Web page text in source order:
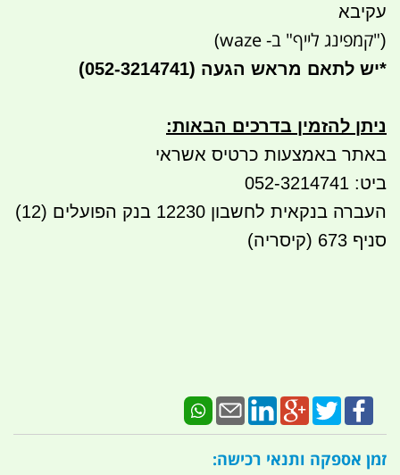
עקיבא
("קמפינג לייף" ב- waze)
*יש לתאם מראש הגעה (052-3214741)
ניתן להזמין בדרכים הבאות:
באתר באמצעות כרטיס אשראי
ביט: 052-3214741
העברה בנקאית לחשבון 12230 בנק הפועלים (12)
סניף 673 (קיסריה)
זמן אספקה ותנאי רכישה: